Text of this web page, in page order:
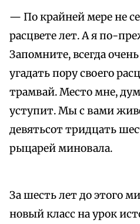
— По крайней мере не
расцвете лет. А я по-
Запомните, всегда
угадать пору своего
трамвай. Место мне,
уступит. Мы с вами
девятьсот тридцать
рыцарей миновала.
За шесть лет до этого
новый класс на урок